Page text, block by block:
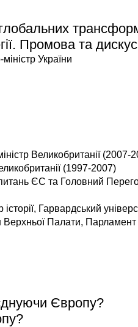
Промова та
України
Великобританії (2007-
(1997-2007)
ЄС та Головний
Гарвардський
Палати, Парламент
Європу?